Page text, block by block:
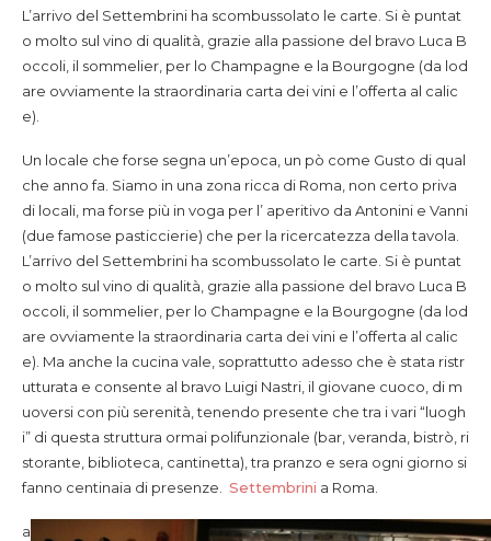
L’arrivo del Settembrini ha scombussolato le carte. Si è puntat
o molto sul vino di qualità, grazie alla passione del bravo Luca B
occoli, il sommelier, per lo Champagne e la Bourgogne (da lod
are ovviamente la straordinaria carta dei vini e l’offerta al calic
e).
Un locale che forse segna un’epoca, un pò come Gusto di qual
che anno fa. Siamo in una zona ricca di Roma, non certo priva
di locali, ma forse più in voga per l’ aperitivo da Antonini e Vanni
(due famose pasticcierie) che per la ricercatezza della tavola.
L’arrivo del Settembrini ha scombussolato le carte. Si è puntat
o molto sul vino di qualità, grazie alla passione del bravo Luca B
occoli, il sommelier, per lo Champagne e la Bourgogne (da lod
are ovviamente la straordinaria carta dei vini e l’offerta al calic
e). Ma anche la cucina vale, soprattutto adesso che è stata ristr
utturata e consente al bravo Luigi Nastri, il giovane cuoco, di m
uoversi con più serenità, tenendo presente che tra i vari “luogh
i” di questa struttura ormai polifunzionale (bar, veranda, bistrò, ri
storante, biblioteca, cantinetta), tra pranzo e sera ogni giorno si
fanno centinaia di presenze. Settembrini a Roma.
a